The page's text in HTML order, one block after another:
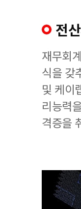
전
재무회
식을 갖
및 케이
리능력
격증을